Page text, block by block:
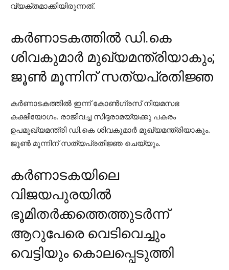
വ്യക്തമാക്കിയിരുന്നത്.
കര്‍ണാടകത്തില്‍ ഡി.കെ
ശിവകുമാര്‍ മുഖ്യമന്ത്രിയാകും;
ജൂണ്‍ മൂന്നിന് സത്യപ്രതിജ്ഞ
കര്‍ണാടകത്തില്‍ ഇന്ന് കോണ്‍ഗ്രസ് നിയമസഭ
കക്ഷിയോഗം. രാജിവച്ച സിദ്ദരാമയ്യക്കു പകരം
ഉപമുഖ്യമന്ത്രി ഡി.കെ ശിവകുമാര്‍ മുഖ്യമന്ത്രിയാകും.
ജൂണ്‍ മൂന്നിന് സത്യപ്രതിജ്ഞ ചെയ്യും.
കര്‍ണാടകയിലെ
വിജയപുരയില്‍
ഭൂമിതര്‍ക്കത്തെത്തുടര്‍ന്ന്
ആറുപേരെ വെടിവെച്ചും
വെട്ടിയും കൊലപ്പെടുത്തി